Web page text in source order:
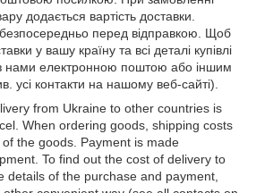
додається вартість доставки.
перед відправкою. Щоб
у вашу країну та всі деталі купівлі
з нами електронною поштою або іншим
усі контакти на нашому веб-сайті).
from Ukraine to other countries is
When ordering goods, shipping costs
the goods. Payment is made
To find out the cost of delivery to
details of the purchase and payment,